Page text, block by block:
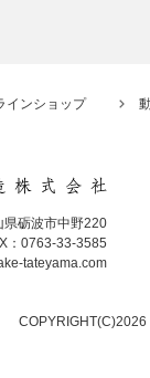
インショップ
砺波市中野220
：0763-33-3585
tateyama.com
COPYRIGHT(C)2026